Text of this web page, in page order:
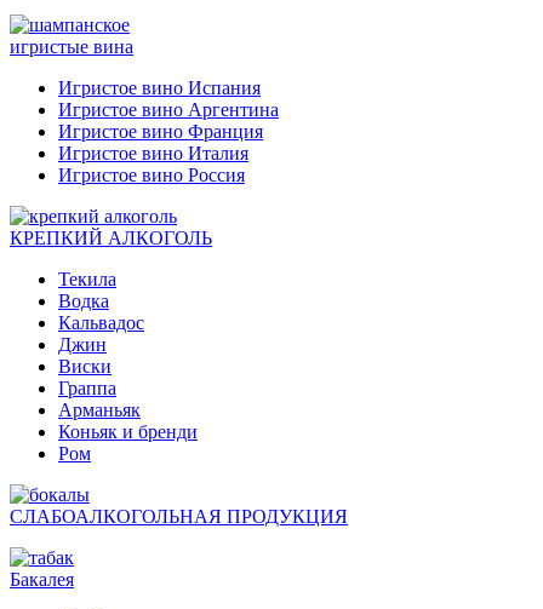
игристые вина
Игристое вино Испания
Игристое вино Аргентина
Игристое вино Франция
Игристое вино Италия
Игристое вино Россия
КРЕПКИЙ АЛКОГОЛЬ
Текила
Водка
Кальвадос
Джин
Виски
Граппа
Арманьяк
Коньяк и бренди
Ром
СЛАБОАЛКОГОЛЬНАЯ ПРОДУКЦИЯ
Бакалея